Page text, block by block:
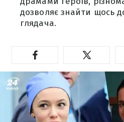
дозволяє знайти щось
глядача.